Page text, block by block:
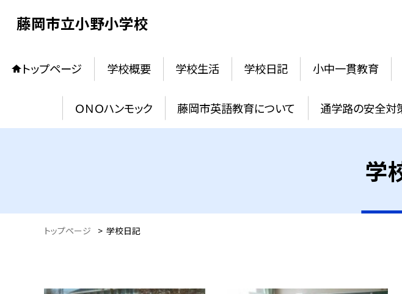
藤岡市立小野小学校
トップページ 学校概要 学校生活 学校日記 小中一貫教育
ＯＮＯハンモック 藤岡市英語教育について 通学路の安全対
学
トップページ > 学校日記